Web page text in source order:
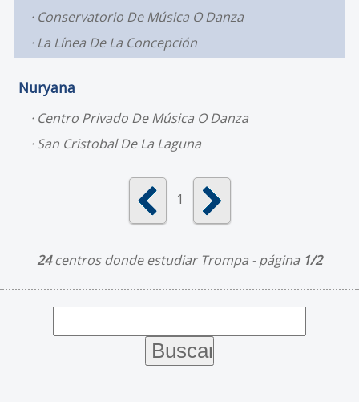
Conservatorio De Música O Danza
La Línea De La Concepción
Nuryana
Centro Privado De Música O Danza
San Cristobal De La Laguna
1
24centros donde estudiar Trompa - página 1/2